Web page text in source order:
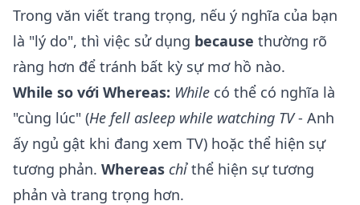
Trong văn viết trang trọng, nếu ý nghĩa của bạn
là "lý do", thì việc sử dụng because thường rõ
ràng hơn để tránh bất kỳ sự mơ hồ nào.
While so với Whereas: While có thể có nghĩa là
"cùng lúc" (He fell asleep while watching TV- Anh
ấy ngủ gật khi đang xem TV) hoặc thể hiện sự
tương phản. Whereas chỉthể hiện sự tương
phản và trang trọng hơn.